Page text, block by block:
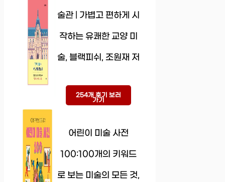
술관 | 가볍고 편하게 시
작하는 유쾌한 교양 미
술, 블랙피쉬, 조원재 저
254개 후기 보러
가기
어린이 미술 사전
100:100개의 키워드
로 보는 미술의 모든 것,